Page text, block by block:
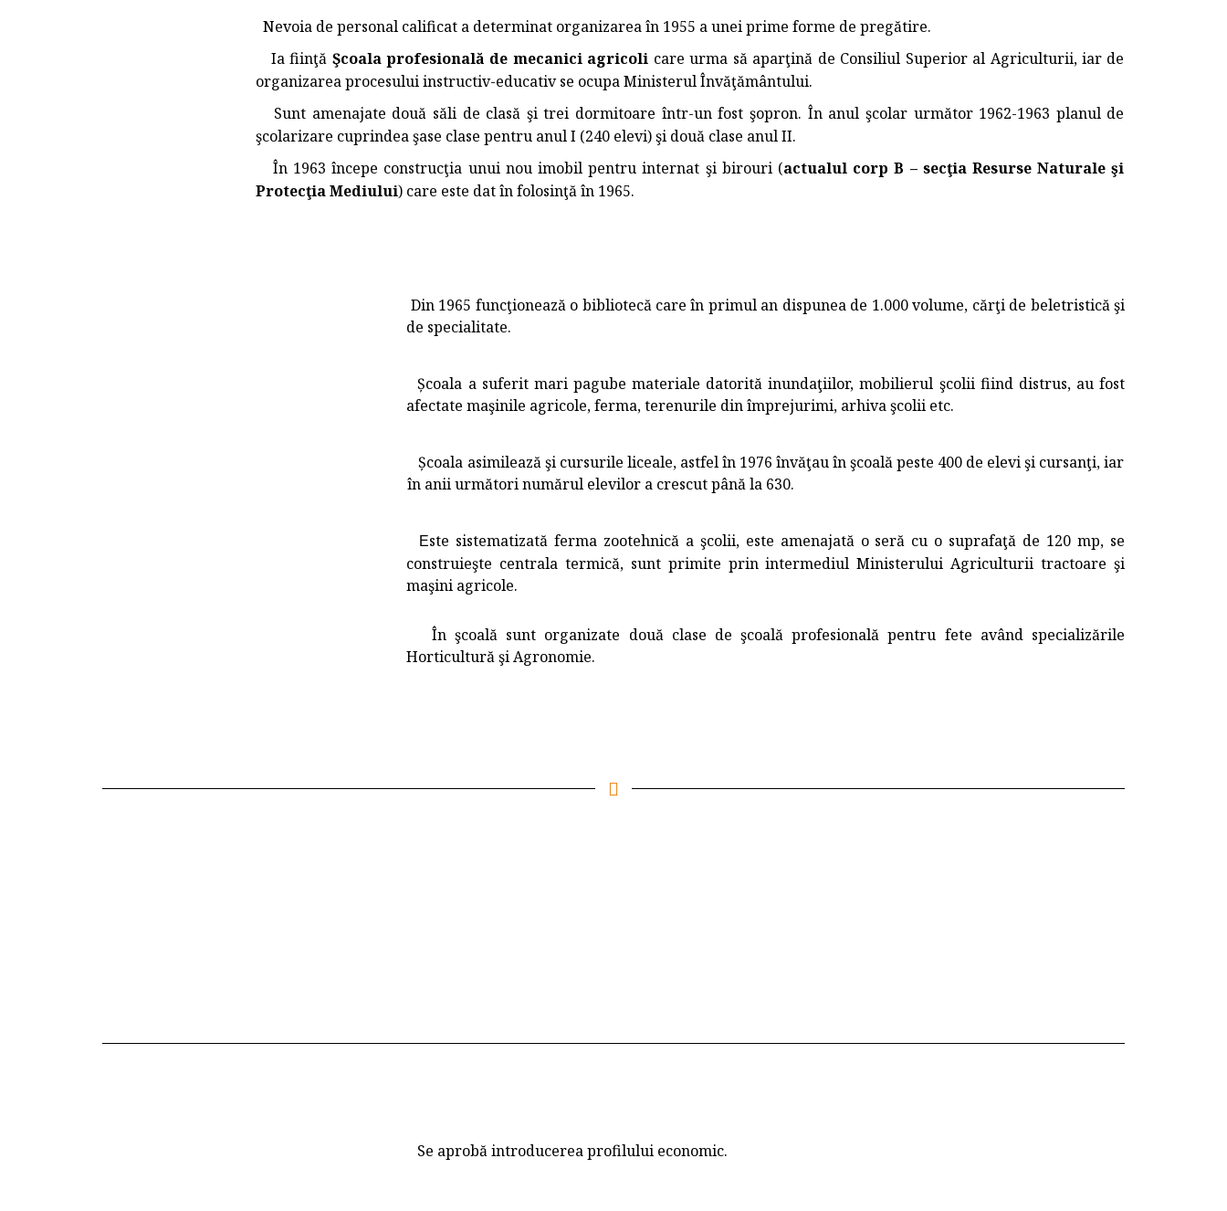
Nevoia de personal calificat a determinat organizarea în 1955 a unei prime forme de pregătire.
Ia fiinţă Şcoala profesională de mecanici agricoli care urma să aparţină de Consiliul Superior al Agriculturii, iar de
organizarea procesului instructiv-educativ se ocupa Ministerul Învăţământului.
Sunt amenajate două săli de clasă şi trei dormitoare într-un fost şopron. În anul şcolar următor 1962-1963 planul de
şcolarizare cuprindea şase clase pentru anul I (240 elevi) şi două clase anul II.
În 1963 începe construcţia unui nou imobil pentru internat şi birouri (actualul corp B – secţia Resurse Naturale şi
Protecţia Mediului) care este dat în folosinţă în 1965.
Din 1965 funcţionează o bibliotecă care în primul an dispunea de 1.000 volume, cărţi de beletristică şi
de specialitate.
Școala a suferit mari pagube materiale datorită inundaţiilor, mobilierul şcolii fiind distrus, au fost
afectate maşinile agricole, ferma, terenurile din împrejurimi, arhiva şcolii etc.
Școala asimilează şi cursurile liceale, astfel în 1976 învăţau în şcoală peste 400 de elevi şi cursanţi, iar
în anii următori numărul elevilor a crescut până la 630.
Este sistematizată ferma zootehnică a şcolii, este amenajată o seră cu o suprafaţă de 120 mp, se
construieşte centrala termică, sunt primite prin intermediul Ministerului Agriculturii tractoare şi
maşini agricole.
În şcoală sunt organizate două clase de şcoală profesională pentru fete având specializările
Horticultură şi Agronomie.
Se aprobă introducerea profilului economic.